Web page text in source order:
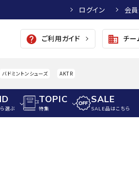
ログイン 会
help ご利用ガイド business チー
バドミントンシューズ AKTR
選ぶ
TOPIC
特集
SALE
SALE品はこちら